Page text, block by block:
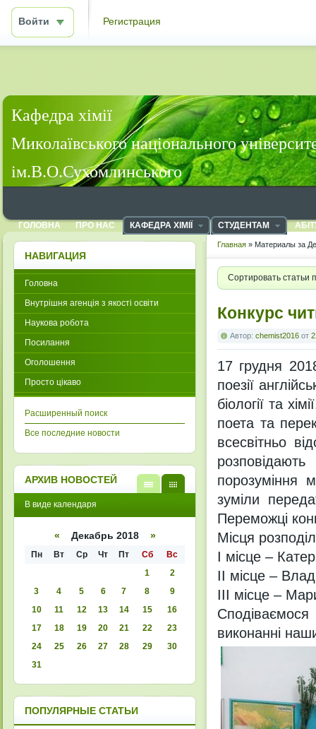
Войти Регистрация
Кафедра хімії
Миколаївського національного
ім.В.О.Сухомлинського
ГОЛОВНА ПРО НАС КАФЕДРА ХІМІЇ СТУДЕНТАМ
Главная » Материалы за
Сортировать статьи
Конкурс
Автор: chemist2016 от
17 грудня
поезії
біології та
поета та
всесвітньо
порозуміння
зуміли
Переможці
Місця
І місце –
ІІ місце –
ІІІ місце –
виконанні
НАВИГАЦИЯ
Головна
Внутрішня агенція з якості освіти
Наукова робота
Посилання
Оголошення
Просто цікаво
Расширенный поиск
Все последние новости
АРХИВ НОВОСТЕЙ
кален
списк
В виде календаря
« Декабрь 2018 »
Пн Вт Ср Чт Пт Сб
Вс
1
2
3
4 5 6 7 8
9
10
11 12 13 14 15
16
17
18 19 20 21 22
23
24
25 26 27 28 29
30
31
ПОПУЛЯРНЫЕ СТАТЬИ